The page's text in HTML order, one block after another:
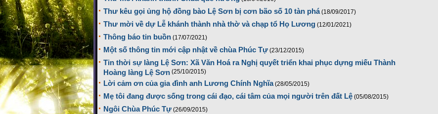
Thư kêu gọi ủng hộ đồng bào Lệ Sơn bị cơn bão số 10 tàn phá (18/09/2017)
Thư mời về dự Lễ khánh thành nhà thờ và chạp tổ Họ Lương (12/01/2021)
Thông báo tin buồn (17/07/2021)
Một số thông tin mới cập nhật về chùa Phúc Tự (23/12/2015)
Tin thời sự làng Lệ Sơn: Xã Văn Hoá ra Nghị quyết triển khai phục dựng miếu Thành
Hoàng làng Lệ Sơn (25/10/2015)
Lời cảm ơn của gia đình anh Lương Chính Nghĩa (28/05/2015)
Mẹ tôi đang được sống trong cái đạo, cái tâm của mọi người trên đất Lệ (05/08/2015)
Ngôi Chùa Phúc Tự (26/09/2015)